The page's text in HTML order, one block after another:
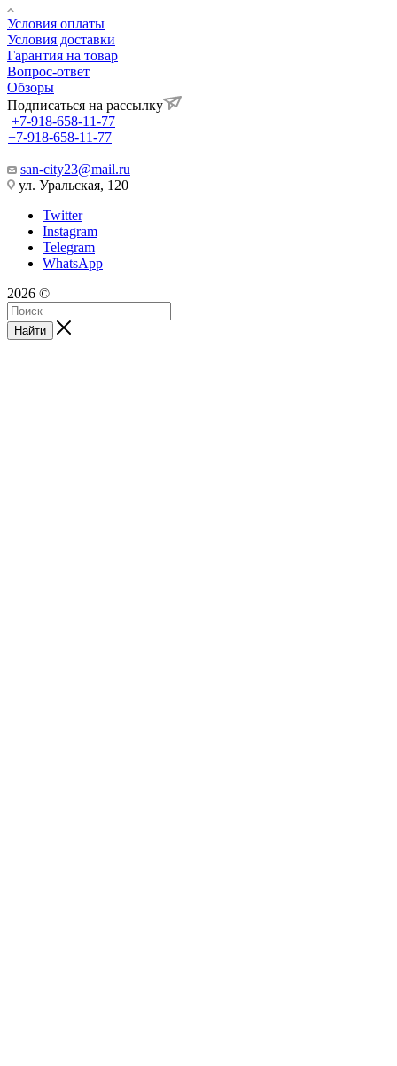
Условия оплаты
Условия доставки
Гарантия на товар
Вопрос-ответ
Обзоры
Подписаться на рассылку
+7-918-658-11-77
+7-918-658-11-77
san-city23@mail.ru
ул. Уральская, 120
Twitter
Instagram
Telegram
WhatsApp
2026 ©
Найти